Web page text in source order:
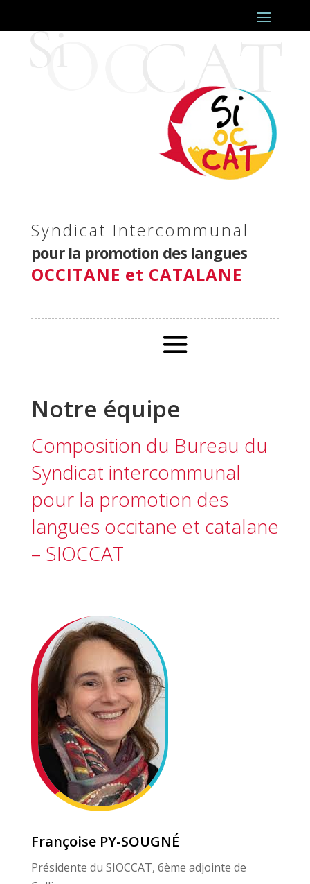
Syndicat Intercommunal
pour la promotion des langues
OCCITANE et CATALANE
Notre équipe
Composition du Bureau du
Syndicat intercommunal
pour la promotion des
langues occitane et catalane
– SIOCCAT
Françoise PY-SOUGNÉ
Présidente du SIOCCAT, 6ème adjointe de